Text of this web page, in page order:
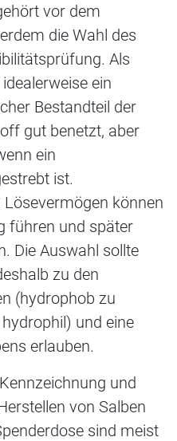
vor dem
die Wahl des
Als
ein
Bestandteil der
gut benetzt, aber
ein
ist.
können
führen und später
Die Auswahl sollte
zu den
(hydrophob zu
und eine
erlauben.
und
von Salben
sind meist